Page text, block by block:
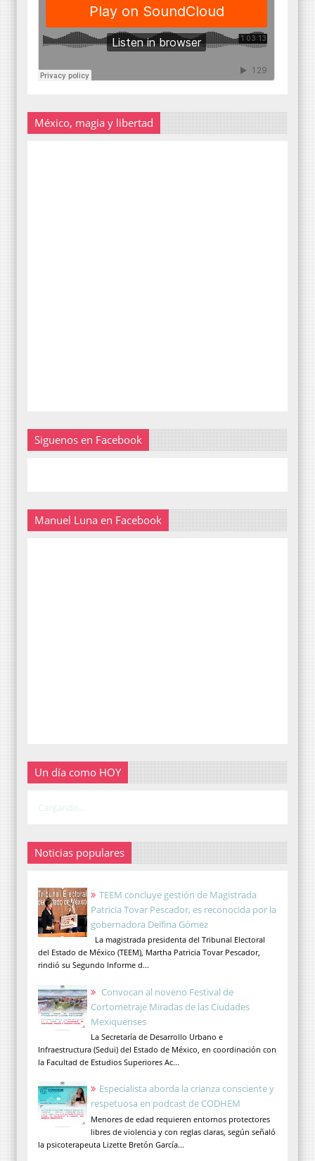
México, magia y libertad
Siguenos en Facebook
Manuel Luna en Facebook
Un día como HOY
Cargando...
Noticias populares
TEEM concluye gestión de Magistrada
Patricia Tovar Pescador, es reconocida por la
gobernadora Delfina Gómez
La magistrada presidenta del Tribunal Electoral
del Estado de México (TEEM), Martha Patricia Tovar Pescador,
rindió su Segundo Informe d...
Convocan al noveno Festival de
Cortometraje Miradas de las Ciudades
Mexiquenses
La Secretaría de Desarrollo Urbano e
Infraestructura (Sedui) del Estado de México, en coordinación con
la Facultad de Estudios Superiores Ac...
Especialista aborda la crianza consciente y
respetuosa en podcast de CODHEM
Menores de edad requieren entornos protectores
libres de violencia y con reglas claras, según señaló
la psicoterapeuta Lizette Bretón García...